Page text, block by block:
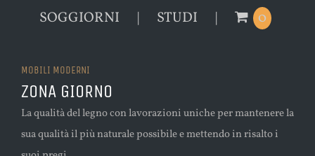
SOGGIORNI STUDI 0
MOBILI MODERNI
ZONA GIORNO
La qualità del legno con lavorazioni uniche per mantenere la
sua qualità il più naturale possibile e mettendo in risalto i